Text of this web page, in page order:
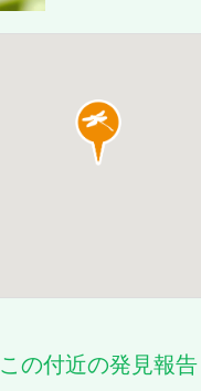
この付近の発見報告